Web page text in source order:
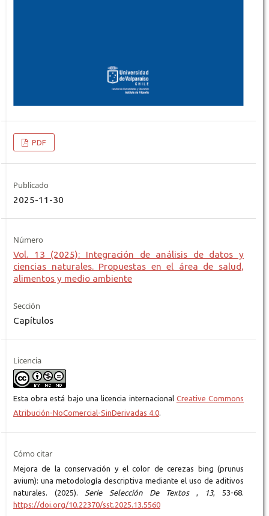
PDF
Publicado
2025-11-30
Número
Vol. 13 (2025): Integración de análisis de datos y
ciencias naturales. Propuestas en el área de salud,
alimentos y medio ambiente
Sección
Capítulos
Licencia
Esta obra está bajo una licencia internacional Creative Commons
Atribución-NoComercial-SinDerivadas 4.0.
Cómo citar
Mejora de la conservación y el color de cerezas bing (prunus
avium): una metodología descriptiva mediante el uso de aditivos
naturales. (2025). Serie Selección De Textos , 13, 53-68.
https://doi.org/10.22370/sst.2025.13.5560